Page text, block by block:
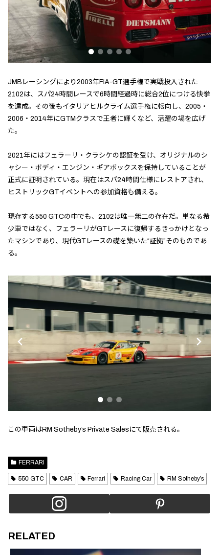
JMBレーシングにより2003年FIA-GT選手権で実戦投入された
2102は、スパ24時間レースで6時間経過時に総合2位につける快挙
を達成。その後もイタリアヒルクライム選手権に転向し、2005・
2006・2014年にGTMクラスで王者に輝くなど、活躍の場を広げ
た。
2021年にはフェラーリ・クラシケの認証を受け、オリジナルのシ
ャシー・ボディ・エンジン・ギアボックスを保持していることが
正式に証明されている。現在はスパ24時間仕様にレストアされ、
ヒストリックGTイベントへの参加資格も備える。
現存する550 GTCの中でも、2102は唯一無二の存在だ。単なる希
少車ではなく、フェラーリがGTレースに復帰するきっかけとなっ
たマシンであり、現代GTレースの礎を築いた“証拠”そのものであ
る。
この車両はRM Sotheby’s Private Salesにて販売される。
FERRARI
550 GTC CAR Ferrari Racing Car RM Sotheby’s
RELATED